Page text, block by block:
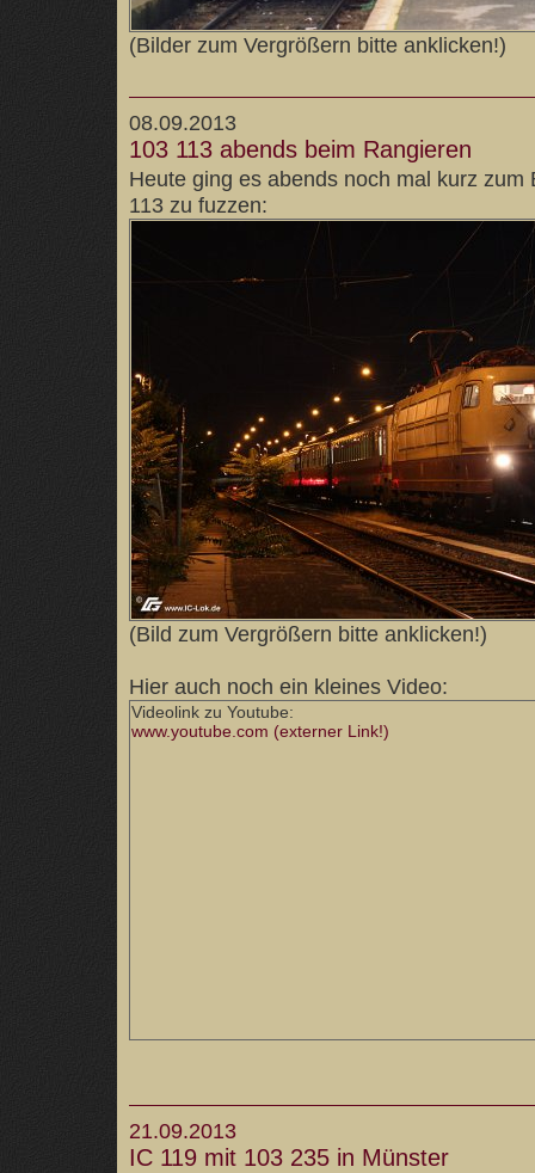
(Bilder zum Vergrößern bitte anklicken!)
08.09.2013
103 113 abends beim Rangieren
Heute ging es abends noch mal kurz zum
113 zu fuzzen:
(Bild zum Vergrößern bitte anklicken!)
Hier auch noch ein kleines Video:
Videolink zu Youtube:
www.youtube.com (externer Link!)
21.09.2013
IC 119 mit 103 235 in Münster